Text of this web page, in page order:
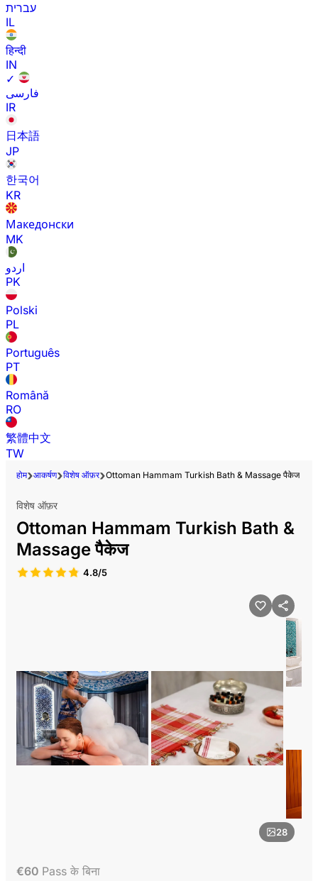
עברית
IL
हिन्दी
IN
✓
فارسی
IR
日本語
JP
한국어
KR
Македонски
MK
اردو
PK
Polski
PL
Português
PT
Română
RO
繁體中文
TW
होम आकर्षण विशेष ऑफ़र Ottoman Hammam Turkish Bath & Massage पैकेज
28
विशेष ऑफ़र
Ottoman Hammam Turkish Bath &
Massage पैकेज
4.8/5
€60 Pass के बिना